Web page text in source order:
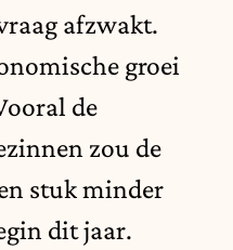
afzwakt.
groei
de
zou de
stuk minder
dit jaar.